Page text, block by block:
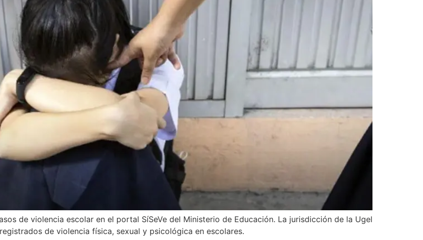
de violencia escolar en el portal SíSeVe del Ministerio de Educación. La jurisdicción de la Ugel
de violencia física, sexual y psicológica en escolares.